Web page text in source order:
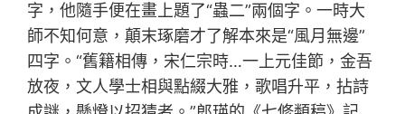
字，他隨手便在畫上題了“蟲二”兩個字。一時大
師不知何意，顛末琢磨才了解本來是“風月無邊”
四字。“舊籍相傳，宋仁宗時…一上元佳節，金吾
放夜，文人學士相與點綴大雅，歌唱升平，拈詩